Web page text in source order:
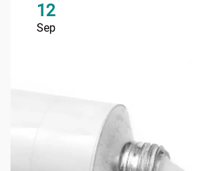
12
Sep